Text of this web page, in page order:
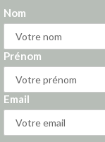
Nom
Prénom
Email